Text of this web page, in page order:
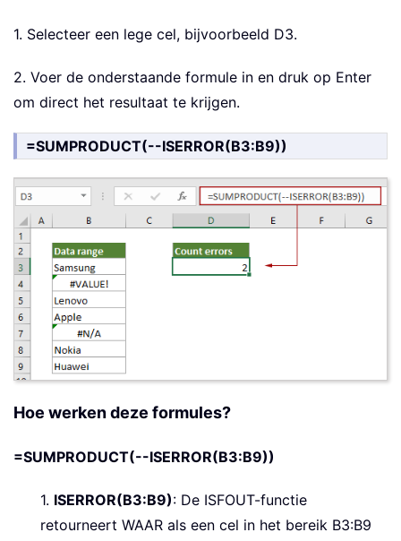
1. Selecteer een lege cel, bijvoorbeeld D3.
2. Voer de onderstaande formule in en druk op Enter
om direct het resultaat te krijgen.
=SUMPRODUCT(--ISERROR(B3:B9))
Hoe werken deze formules?
=SUMPRODUCT(--ISERROR(B3:B9))
1. ISERROR(B3:B9): De ISFOUT-functie
retourneert WAAR als een cel in het bereik B3:B9